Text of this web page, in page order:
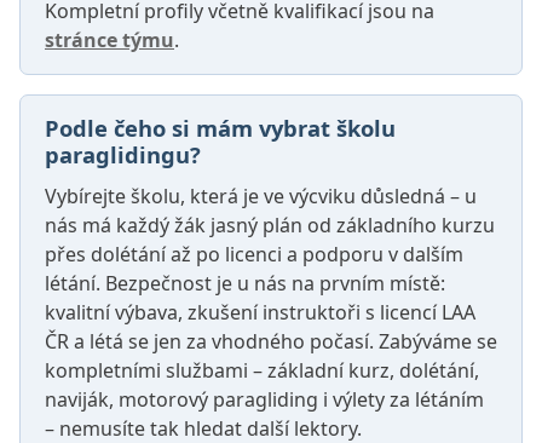
Kompletní profily včetně kvalifikací jsou na
stránce týmu.
Podle čeho si mám vybrat školu
paraglidingu?
Vybírejte školu, která je ve výcviku důsledná – u
nás má každý žák jasný plán od základního kurzu
přes dolétání až po licenci a podporu v dalším
létání. Bezpečnost je u nás na prvním místě:
kvalitní výbava, zkušení instruktoři s licencí LAA
ČR a létá se jen za vhodného počasí. Zabýváme se
kompletními službami – základní kurz, dolétání,
naviják, motorový paragliding i výlety za létáním
– nemusíte tak hledat další lektory.